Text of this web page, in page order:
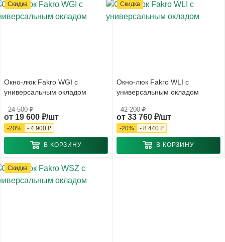
Скидка
Окно-люк Fakro WGI с
универсальным окладом
от 19 600 ₽/шт
24 500 ₽
-20% - 4 900 ₽
В КОРЗИНУ
Скидка
Окно-люк Fakro WLI с
универсальным окладом
от 33 760 ₽/шт
42 200 ₽
-20% - 8 440 ₽
В КОРЗИНУ
Скидка